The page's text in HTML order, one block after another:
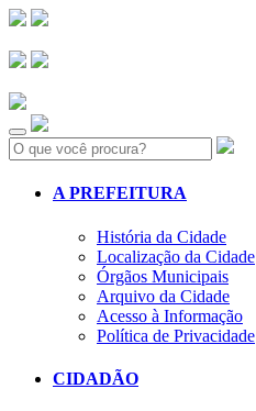
Search:
A PREFEITURA
História da Cidade
Localização da Cidade
Órgãos Municipais
Arquivo da Cidade
Acesso à Informação
Política de Privacidade
CIDADÃO